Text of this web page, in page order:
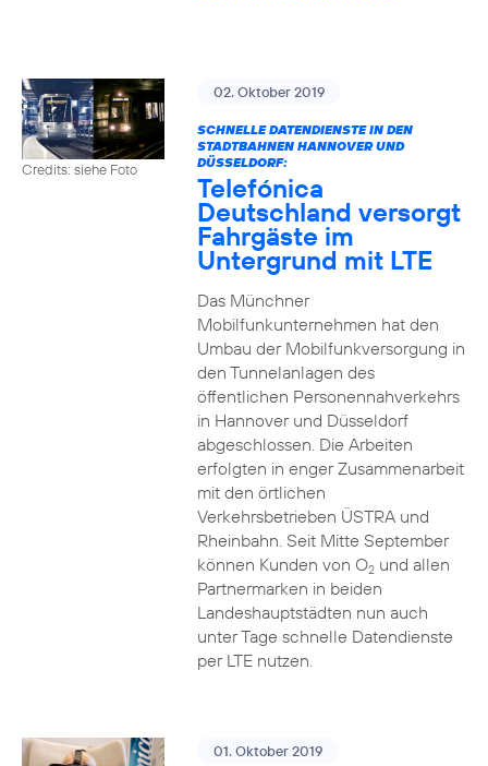
Credits: siehe Foto
02. Oktober 2019
SCHNELLE DATENDIENSTE IN DEN
STADTBAHNEN HANNOVER UND
DÜSSELDORF:
Telefónica
Deutschland versorgt
Fahrgäste im
Untergrund mit LTE
Das Münchner
Mobilfunkunternehmen hat den
Umbau der Mobilfunkversorgung in
den Tunnelanlagen des
öffentlichen Personennahverkehrs
in Hannover und Düsseldorf
abgeschlossen. Die Arbeiten
erfolgten in enger Zusammenarbeit
mit den örtlichen
Verkehrsbetrieben ÜSTRA und
Rheinbahn. Seit Mitte September
können Kunden von O2und allen
Partnermarken in beiden
Landeshauptstädten nun auch
unter Tage schnelle Datendienste
per LTE nutzen.
01. Oktober 2019